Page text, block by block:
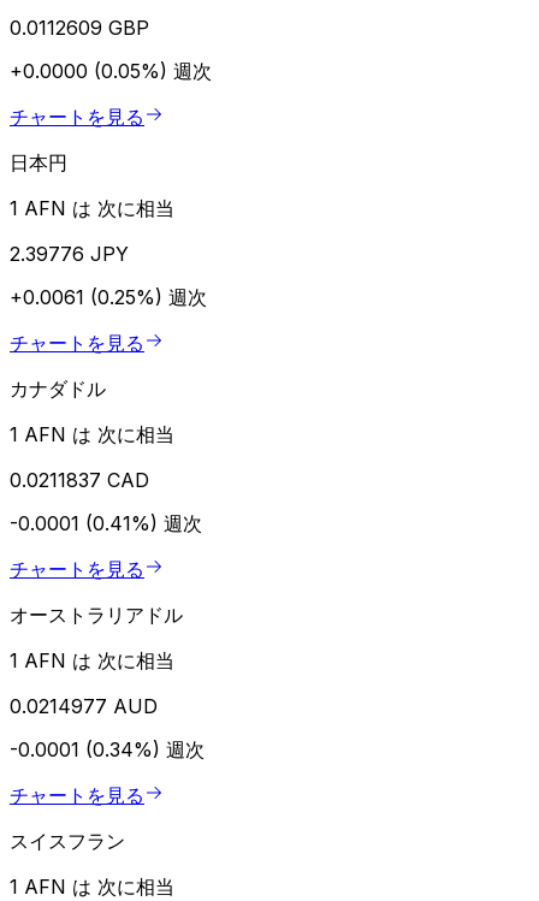
0.0112609 GBP
+0.0000 (0.05%) 週次
チャートを見る
日本円
1 AFN は 次に相当
2.39776 JPY
+0.0061 (0.25%) 週次
チャートを見る
カナダドル
1 AFN は 次に相当
0.0211837 CAD
-0.0001 (0.41%) 週次
チャートを見る
オーストラリアドル
1 AFN は 次に相当
0.0214977 AUD
-0.0001 (0.34%) 週次
チャートを見る
スイスフラン
1 AFN は 次に相当